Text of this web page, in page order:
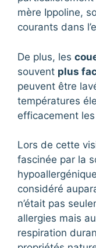
mère Ippoline,
courants dans
De plus, les
souvent plus
peuvent être
températures
efficacement
Lors de cette
fascinée par la
considéré
n’était pas
allergies mais
respiration